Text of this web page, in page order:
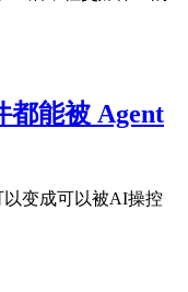
能被 Agent
变成可以被AI操控